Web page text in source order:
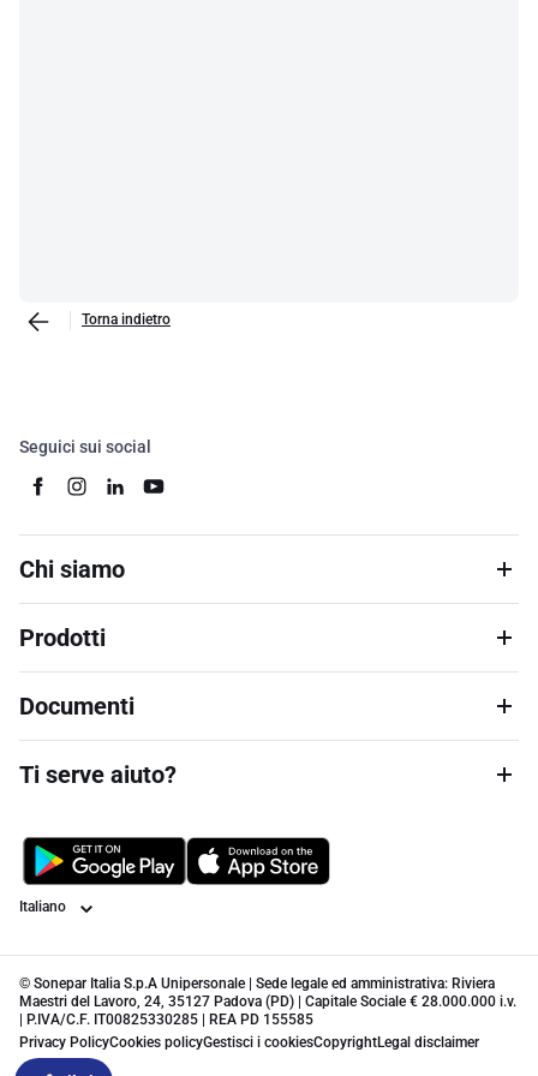
Torna indietro
Seguici sui social
Chi siamo
Prodotti
Documenti
Ti serve aiuto?
Lingua
© Sonepar Italia S.p.A Unipersonale | Sede legale ed amministrativa: Riviera
Maestri del Lavoro, 24, 35127 Padova (PD) | Capitale Sociale € 28.000.000 i.v.
| P.IVA/C.F. IT00825330285 | REA PD 155585
Privacy PolicyCookies policyGestisci i cookiesCopyrightLegal disclaimer